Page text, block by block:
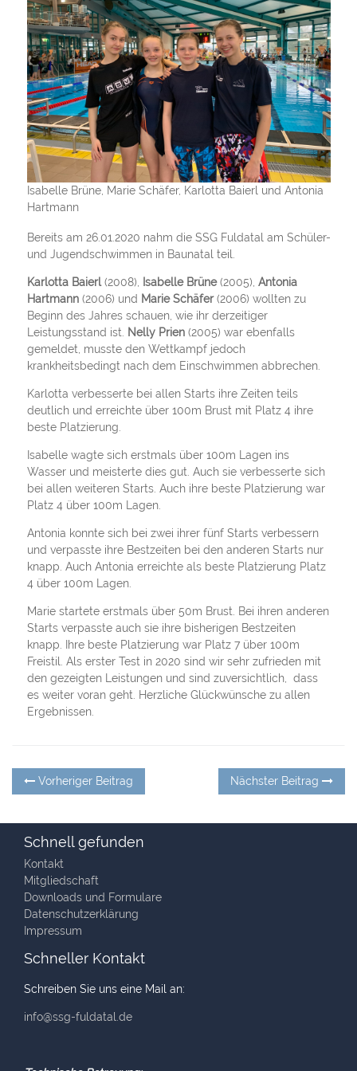
Isabelle Brüne, Marie Schäfer, Karlotta Baierl und Antonia
Hartmann
Bereits am 26.01.2020 nahm die SSG Fuldatal am Schüler-
und Jugendschwimmen in Baunatal teil.
Karlotta Baierl(2008), Isabelle Brüne(2005), Antonia
Hartmann(2006) und Marie Schäfer(2006) wollten zu
Beginn des Jahres schauen, wie ihr derzeitiger
Leistungsstand ist.
Nelly Prien(2005) war ebenfalls
gemeldet, musste den Wettkampf jedoch
krankheitsbedingt nach dem Einschwimmen abbrechen.
Karlotta verbesserte bei allen Starts ihre Zeiten teils
deutlich und erreichte über 100m Brust mit Platz 4 ihre
beste Platzierung.
Isabelle wagte sich erstmals über 100m Lagen ins
Wasser und meisterte dies gut. Auch sie verbesserte sich
bei allen weiteren Starts. Auch ihre beste Platzierung war
Platz 4 über 100m Lagen.
Antonia konnte sich bei zwei ihrer fünf Starts verbessern
und verpasste ihre Bestzeiten bei den anderen Starts nur
knapp. Auch Antonia erreichte als beste Platzierung Platz
4 über 100m Lagen.
Marie startete erstmals über 50m Brust. Bei ihren anderen
Starts verpasste auch sie ihre bisherigen Bestzeiten
knapp. Ihre beste Platzierung war Platz 7 über 100m
Freistil. Als erster Test in 2020 sind wir sehr zufrieden mit
den gezeigten Leistungen und sind zuversichtlich, dass
es weiter voran geht. Herzliche Glückwünsche zu allen
Ergebnissen.
Beitragsnavigation
Vorheriger Beitrag
Beitrag:
Nächster Beitrag
Schnell gefunden
Kontakt
Mitgliedschaft
Downloads und Formulare
Datenschutzerklärung
Impressum
Schneller Kontakt
Schreiben Sie uns eine Mail an:
info@ssg-fuldatal.de